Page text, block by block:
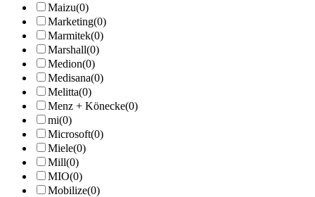
Maizu(0)
Marketing(0)
Marmitek(0)
Marshall(0)
Medion(0)
Medisana(0)
Melitta(0)
Menz + Könecke(0)
mi(0)
Microsoft(0)
Miele(0)
Mill(0)
MIO(0)
Mobilize(0)